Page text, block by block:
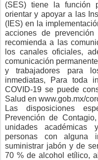
(SES) tiene la función
orientar y apoyar a las
(IES) en la
acciones de
recomienda a las
los canales oficiales,
comunicación
y trabajadores para
inmediatas, Para toda
COVID-19 se puede
Salud en www.gob.mx/
Las disposiciones
Prevención de
unidades académicas
personas con alguna
suministrar jabón y de
70 % de alcohol etílico,